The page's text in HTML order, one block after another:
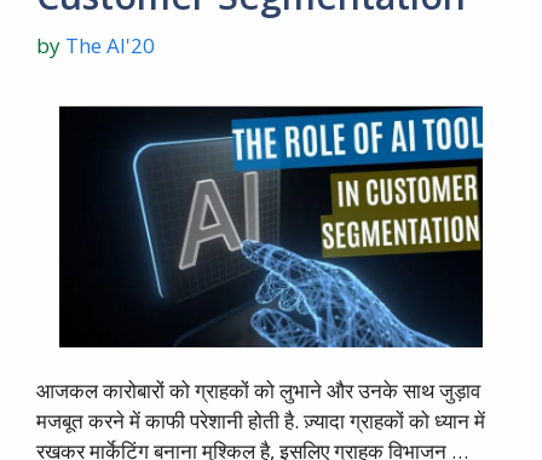
by The AI'20
आजकल कारोबारों को ग्राहकों को लुभाने और उनके साथ जुड़ाव
मजबूत करने में काफी परेशानी होती है. ज़्यादा ग्राहकों को ध्यान में
रखकर मार्केटिंग बनाना मुश्किल है, इसलिए ग्राहक विभाजन …